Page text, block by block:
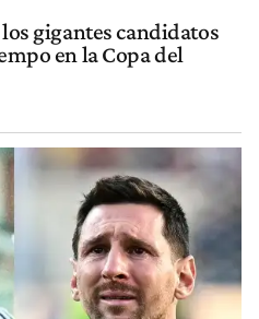
gigantes candidatos
en la Copa del